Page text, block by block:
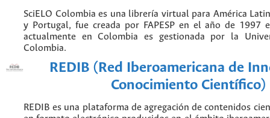
SciELO Colombia es una librería virtual para América
y Portugal, fue creada por FAPESP en el año de 1997
actualmente en Colombia es gestionada por la
Colombia.
REDIB (Red Iberoamericana de
Conocimiento Científico)
REDIB es una plataforma de agregación de contenidos